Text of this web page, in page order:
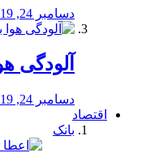
دسامبر 24, 2019
آلودگی
دسامبر 24, 2019
اقتصاد
بانک